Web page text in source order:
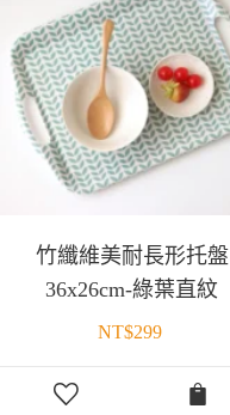
竹纖維美耐長形托盤
36x26cm-綠葉直紋
NT$299